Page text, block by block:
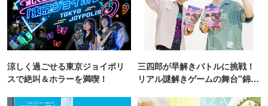
涼しく過ごせる東京ジョイポリ
スで絶叫＆ホラーを満喫！
三四郎が早解きバトルに挑戦！
リアル謎解きゲームの舞台"錦糸